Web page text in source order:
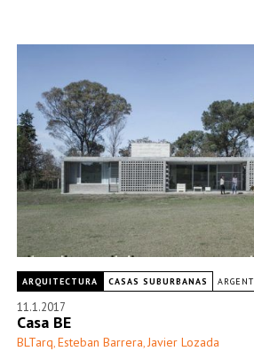
ARQUITECTURA CASAS SUBURBANAS
11.1.2017
Casa BE
BLTarq, Esteban Barrera, Javier Lozada